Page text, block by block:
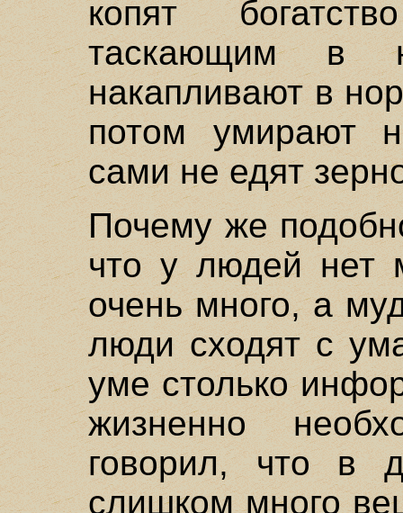
копят
таскающим в
накапливают в
потом умирают
сами не едят
Почему же
что у людей нет
очень много, а
люди сходят с
уме столько
жизненно
говорил, что в
слишком много